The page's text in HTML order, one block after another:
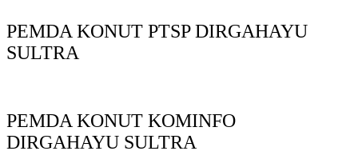
PEMDA KONUT PTSP DIRGAHAYU
SULTRA
PEMDA KONUT KOMINFO
DIRGAHAYU SULTRA